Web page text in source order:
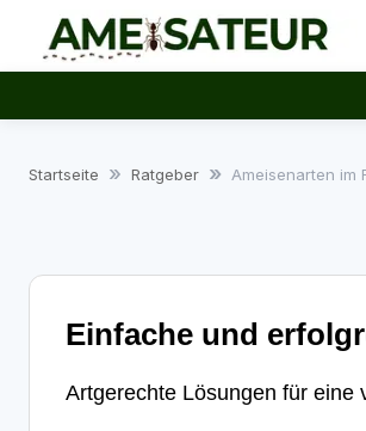
Startseite Ratgeber Ameisenarten im
Einfache und
Artgerechte Lösungen für eine